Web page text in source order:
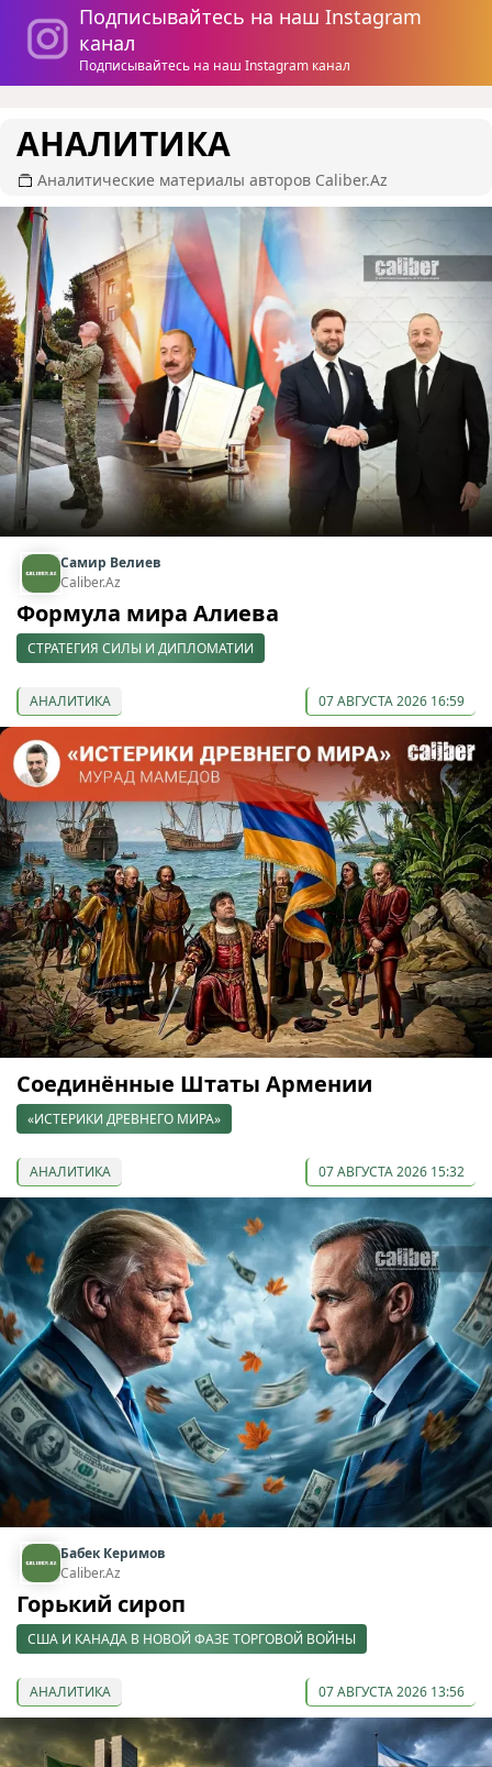
Подписывайтесь на наш Instagram
канал
Подписывайтесь на наш Instagram канал
АНАЛИТИКА
Аналитические материалы авторов Caliber.Az
Самир Велиев
Caliber.Az
Формула мира Алиева
СТРАТЕГИЯ СИЛЫ И ДИПЛОМАТИИ
АНАЛИТИКА 07 АВГУСТА 2026 16:59
Соединённые Штаты Армении
«ИСТЕРИКИ ДРЕВНЕГО МИРА»
АНАЛИТИКА 07 АВГУСТА 2026 15:32
Бабек Керимов
Caliber.Az
Горький сироп
США И КАНАДА В НОВОЙ ФАЗЕ ТОРГОВОЙ ВОЙНЫ
АНАЛИТИКА 07 АВГУСТА 2026 13:56